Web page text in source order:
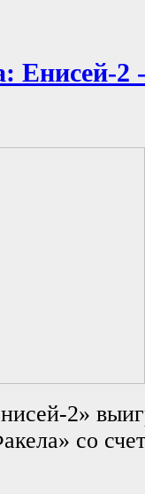
Енисей-2
2»
со